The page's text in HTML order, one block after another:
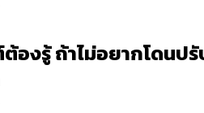
องรู้ ถ้าไม่อยากโดนป